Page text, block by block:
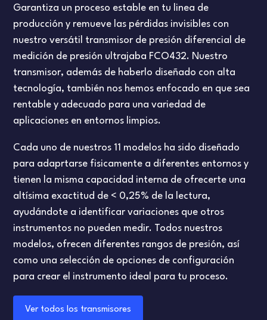
COMPROBADORES DE FLUJO
PRUEBAS DE FUGAS
DANISH
ENGLISH
FRENCH
Garantiza un proceso estable en tu linea de
producción y remueve las pérdidas invisibles con
nuestro versátil transmisor de presión diferencial de
medición de presión ultrajaba FCO432. Nuestro
transmisor, además de haberlo diseñado con alta
tecnología, también nos hemos enfocado en que sea
rentable y adecuado para una variedad de
aplicaciones en entornos limpios.
Cada uno de nuestros 11 modelos ha sido diseñado
para adaprtarse fisicamente a diferentes entornos y
tienen la misma capacidad interna de ofrecerte una
altísima exactitud de < 0,25% de la lectura,
ayudándote a identificar variaciones que otros
instrumentos no pueden medir. Todos nuestros
modelos, ofrecen diferentes rangos de presión, así
como una selección de opciones de configuración
para crear el instrumento ideal para tu proceso.
Ver todos los transmisores